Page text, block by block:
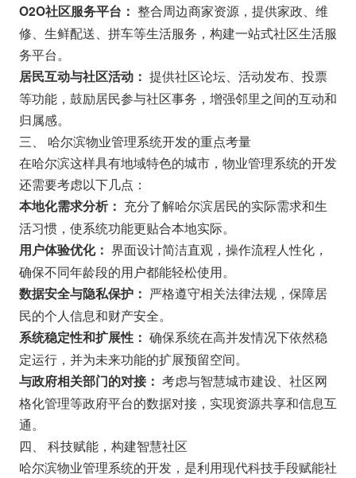
O2O社区服务平台： 整合周边商家资源，提供家政、维
修、生鲜配送、拼车等生活服务，构建一站式社区生活服
务平台。
居民互动与社区活动： 提供社区论坛、活动发布、投票
等功能，鼓励居民参与社区事务，增强邻里之间的互动和
归属感。
三、 哈尔滨物业管理系统开发的重点考量
在哈尔滨这样具有地域特色的城市，物业管理系统的开发
还需要考虑以下几点：
本地化需求分析： 充分了解哈尔滨居民的实际需求和生
活习惯，使系统功能更贴合本地实际。
用户体验优化： 界面设计简洁直观，操作流程人性化，
确保不同年龄段的用户都能轻松使用。
数据安全与隐私保护： 严格遵守相关法律法规，保障居
民的个人信息和财产安全。
系统稳定性和扩展性： 确保系统在高并发情况下依然稳
定运行，并为未来功能的扩展预留空间。
与政府相关部门的对接： 考虑与智慧城市建设、社区网
格化管理等政府平台的数据对接，实现资源共享和信息互
通。
四、 科技赋能，构建智慧社区
哈尔滨物业管理系统的开发，是利用现代科技手段赋能社